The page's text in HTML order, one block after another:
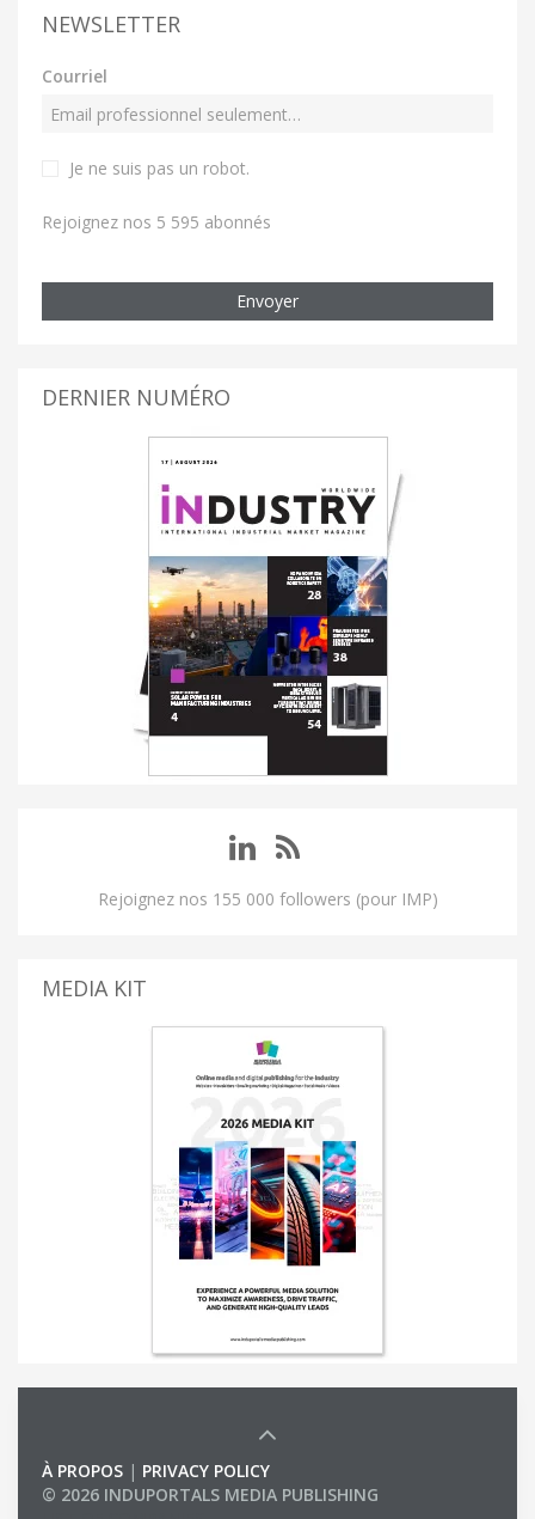
NEWSLETTER
Courriel
Je ne suis pas un robot.
Rejoignez nos 5 595 abonnés
Envoyer
DERNIER NUMÉRO
Rejoignez nos 155 000 followers (pour IMP)
MEDIA KIT
À PROPOS | PRIVACY POLICY
© 2026 INDUPORTALS MEDIA PUBLISHING